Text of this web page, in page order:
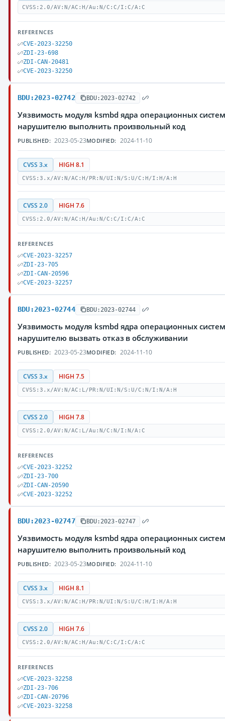
CVSS:2.0/AV:N/AC:H/Au:N/C:C/I:C/A:C
REFERENCES
CVE-2023-32250
ZDI-23-698
ZDI-CAN-20481
CVE-2023-32250
BDU:2023-02742 BDU:2023-02742
Уязвимость модуля ksmbd ядра операционных
нарушителю выполнить произвольный код
PUBLISHED: 2023-05-23MODIFIED: 2024-11-10
CVSS 3.x HIGH 8.1
CVSS:3.x/AV:N/AC:H/PR:N/UI:N/S:U/C:H/I:H/A:H
CVSS 2.0 HIGH 7.6
CVSS:2.0/AV:N/AC:H/Au:N/C:C/I:C/A:C
REFERENCES
CVE-2023-32257
ZDI-23-705
ZDI-CAN-20596
CVE-2023-32257
BDU:2023-02744 BDU:2023-02744
Уязвимость модуля ksmbd ядра операционных
нарушителю вызвать отказ в обслуживании
PUBLISHED: 2023-05-23MODIFIED: 2024-11-10
CVSS 3.x HIGH 7.5
CVSS:3.x/AV:N/AC:L/PR:N/UI:N/S:U/C:N/I:N/A:H
CVSS 2.0 HIGH 7.8
CVSS:2.0/AV:N/AC:L/Au:N/C:N/I:N/A:C
REFERENCES
CVE-2023-32252
ZDI-23-700
ZDI-CAN-20590
CVE-2023-32252
BDU:2023-02747 BDU:2023-02747
Уязвимость модуля ksmbd ядра операционных
нарушителю выполнить произвольный код
PUBLISHED: 2023-05-23MODIFIED: 2024-11-10
CVSS 3.x HIGH 8.1
CVSS:3.x/AV:N/AC:H/PR:N/UI:N/S:U/C:H/I:H/A:H
CVSS 2.0 HIGH 7.6
CVSS:2.0/AV:N/AC:H/Au:N/C:C/I:C/A:C
REFERENCES
CVE-2023-32258
ZDI-23-706
ZDI-CAN-20796
CVE-2023-32258